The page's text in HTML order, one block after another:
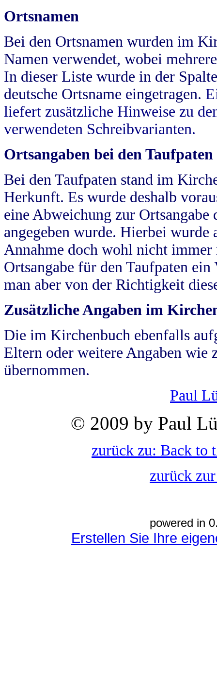
Ortsnamen
Bei den Ortsnamen wurden im
Namen verwendet, wobei
In dieser Liste wurde in der
deutsche Ortsname eingetragen.
liefert zusätzliche Hinweise zu
verwendeten Schreibvarianten.
Ortsangaben bei den Taufpaten
Bei den Taufpaten stand im
Herkunft. Es wurde deshalb
eine Abweichung zur
angegeben wurde. Hierbei wurde
Annahme doch wohl nicht
Ortsangabe für den Taufpaten
man aber von der Richtigkeit
Zusätzliche Angaben im
Die im Kirchenbuch ebenfalls
Eltern oder weitere Angaben wie
übernommen.
Paul
© 2009 by Paul
zurück zu: Back to
zurück
powered in
Erstellen Sie Ihre